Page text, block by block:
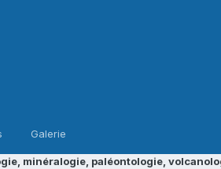
Galerie
minéralogie, paléontologie,